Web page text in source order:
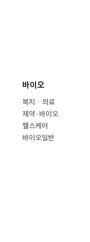
바이오
복지ㆍ의료
제약·바이오
헬스케어
바이오일반